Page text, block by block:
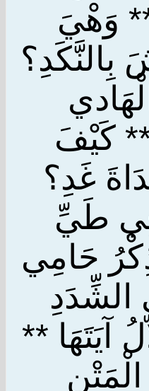
وَهْيَ
بِالنَّكَدِ؟
** كَيْفَ
غَدِ؟
فِي طَيِّ
حَامِي
الشِّدَدِ
آيَتَهَا **